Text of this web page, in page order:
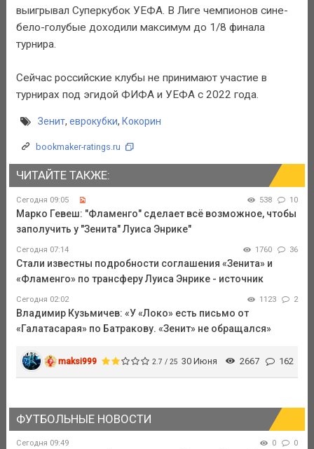
выигрывал Суперкубок УЕФА. В Лиге чемпионов сине-
бело-голубые доходили максимум до 1/8 финала
турнира.
Сейчас российские клубы не принимают участие в
турнирах под эгидой ФИФА и УЕФА с 2022 года.
Зенит, еврокубки, Кокорин
bookmaker-ratings.ru
ЧИТАЙТЕ ТАКЖЕ:
Сегодня 09:05 538 10
Марко Гевеш: "Фламенго" сделает всё возможное, чтобы
заполучить у "Зенита" Луиса Энрике"
Сегодня 07:14 1760 36
Стали известны подробности соглашения «Зенита» и
«Фламенго» по трансферу Луиса Энрике - источник
Сегодня 02:02 1123 2
Владимир Кузьмичев: «У «Локо» есть письмо от
«Галатасарая» по Батракову. «Зенит» не обращался»
maksi999 2.7 / 25 30 Июня 2667 162
ФУТБОЛЬНЫЕ НОВОСТИ
Сегодня 09:49 0 0